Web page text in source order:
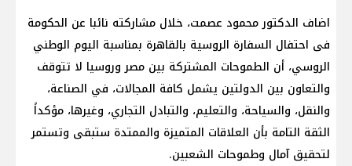
اضاف الدكتور محمود عصمت، خلال مشاركته نائبا عن الحكومة
فى احتفال السفارة الروسية بالقاهرة بمناسبة اليوم الوطني
الروسي، أن الطموحات المشتركة بين مصر وروسيا لا تتوقف
والتعاون بين الدولتين يشمل كافة المجالات، في الصناعة،
والنقل، والسياحة، والتعليم، والتبادل التجاري، وغيرها، مؤكداً
الثقة التامة بأن العلاقات المتميزة والممتدة ستبقى وتستمر
لتحقيق آمال وطموحات الشعبين.